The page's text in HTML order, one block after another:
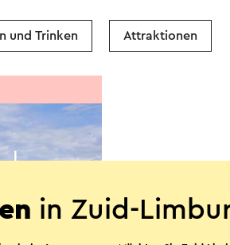
und Trinken Attraktionen
in Zuid-